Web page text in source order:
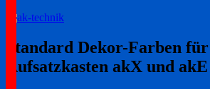
ak-technik
Standard Dekor-Farben für
Aufsatzkasten akX und akE